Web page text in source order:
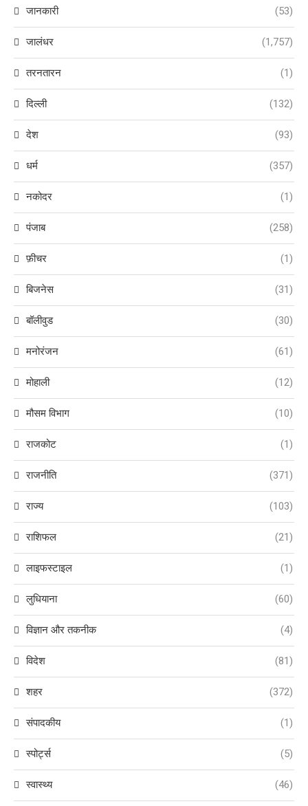
जानकारी (53)
जालंधर (1,757)
तरनतारन (1)
दिल्ली (132)
देश (93)
धर्म (357)
नकोदर (1)
पंजाब (258)
फ़ीचर (1)
बिजनेस (31)
बॉलीवुड (30)
मनोरंजन (61)
मोहाली (12)
मौसम विभाग (10)
राजकोट (1)
राजनीति (371)
राज्य (103)
राशिफल (21)
लाइफस्टाइल (1)
लुधियाना (60)
विज्ञान और तकनीक (4)
विदेश (81)
शहर (372)
संपादकीय (1)
स्पोर्ट्स (5)
स्वास्थ्य (46)